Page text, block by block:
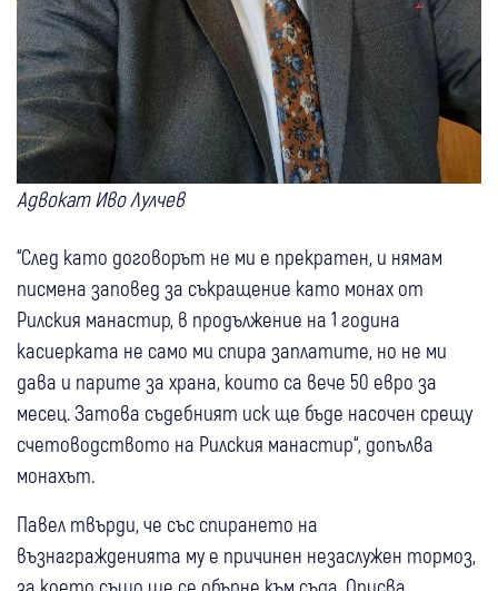
Адвокат Иво Лулчев
“След като договорът не ми е прекратен, и нямам
писмена заповед за съкращение като монах от
Рилския манастир, в продължение на 1 година
касиерката не само ми спира заплатите, но не ми
дава и парите за храна, които са вече 50 евро за
месец. Затова съдебният иск ще бъде насочен срещу
счетоводството на Рилския манастир“, допълва
монахът.
Павел твърди, че със спирането на
възнагражденията му е причинен незаслужен тормоз,